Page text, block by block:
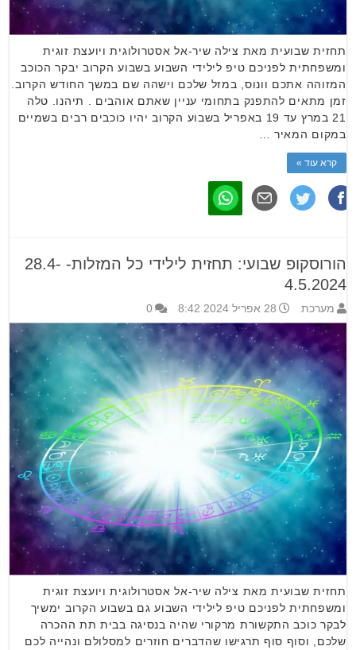
תחזית שבועית מאת צילה שיר-אל אסטרולוגית ויועצת זוגית
ומשפחתית לפניכם טיפ לילידי השבוע בשבוע הקרוב יבקר הכוכב
המזוהה אתכם וונוס, במזל שלכם וישהה שם במשך החודש הקרוב.
זמן מתאים להתפנק בתחומי עניין שאתם אוהבים . תיהנו. טלה
21 במרץ עד 19 באפריל בשבוע הקרוב יהיו כוכבים רבים בשמיים
במקום המאיר …
קרא עוד »
הורוסקופ שבועי: תחזית לילידי כל המזלות- 28.4-
4.5.2024
מערכת 28 אפריל 2024 8:42 0
תחזית שבועית מאת צילה שיר-אל אסטרולוגית ויועצת זוגית
ומשפחתית לפניכם טיפ לילידי השבוע גם בשבוע הקרוב ימשיך
לבקר כוכב התקשורת מרקורי שהיה בנסיגה בבית תת ההכרה
שלכם, וסוף סוף תרגישו שהדברים חוזרים למסלולם ונהייה לכם